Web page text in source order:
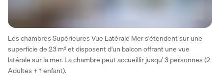
Les chambres Supérieures Vue Latérale Mer s'étendent sur une
superficie de 23 m² et disposent d'un balcon offrant une vue
latérale sur la mer. La chambre peut accueillir jusqu' 3 personnes (2
Adultes + 1 enfant).